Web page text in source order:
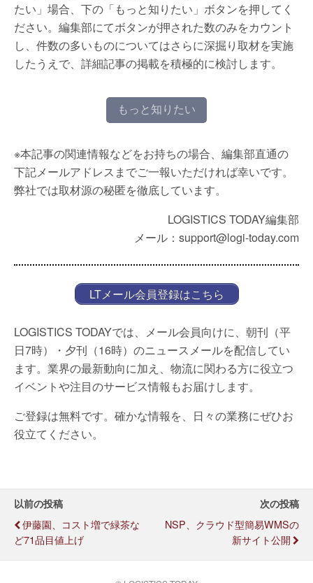
たい」場合、下の「もっと知りたい」ボタンを押してく
ださい。編集部にてボタンが押された数のみをカウント
し、件数の多いものについてはさらに深掘り取材を実施
したうえで、詳細記事の掲載を積極的に検討します。
もっと知りたい
※本記事の関連情報などをお持ちの場合、編集部直通の
下記メールアドレスまでご一報いただければ幸いです。
弊社では取材源の秘匿を徹底しています。
LOGISTICS TODAY編集部
メール：support@logi-today.com
LTメール会員登録はこちら
LOGISTICS TODAYでは、メール会員向けに、朝刊（平
日7時）・夕刊（16時）のニュースメールを配信してい
ます。業界の最新動向に加え、物流に関わる方に役立つ
イベントや注目のサービス情報もお届けします。
ご登録は無料です。確かな情報を、日々の業務にぜひお
役立てください。
以前の投稿
伊藤園、コスト増で緑茶な
ど71品目値上げ
次の投稿
NSP、クラウド型簡易WMSの
新サイト公開